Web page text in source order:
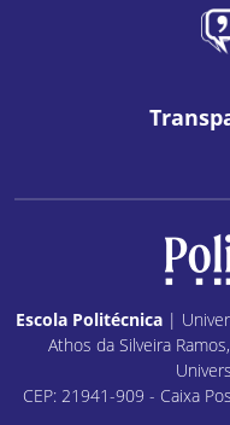
Escola Politécnica |
Athos da Silveira
CEP: 21941-909 - Caixa